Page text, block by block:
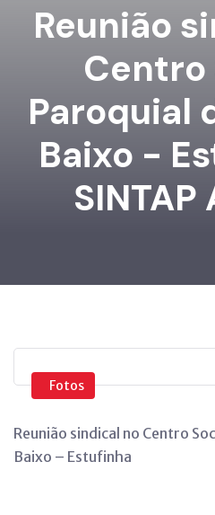
Reunião
Centro
Paroquial
Baixo -
Fotos
Reunião sindical no Centro
Baixo – Estufinha